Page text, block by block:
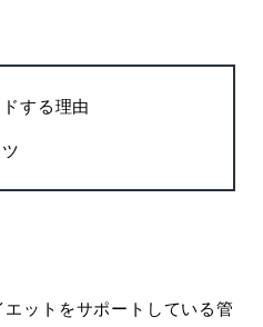
する理由
ットをサポートしている管